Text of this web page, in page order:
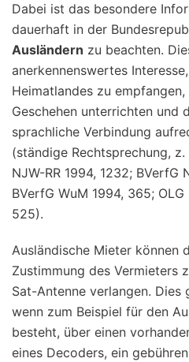
Dabei ist das besondere
dauerhaft in der
Ausländern zu beachten.
anerkennenswertes
Heimatlandes zu
Geschehen unterrichten und
sprachliche Verbindung
(ständige Rechtsprechung, z.
NJW-RR 1994, 1232; BVerfG
BVerfG WuM 1994, 365;
525).
Ausländische Mieter können
Zustimmung des Vermieters
Sat-Antenne verlangen.
wenn zum Beispiel für den
besteht, über einen
eines Decoders, ein